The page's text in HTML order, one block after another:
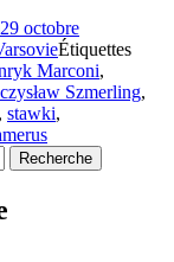
29 octobre
Étiquettes
Marconi,
Szmerling,
, stawki,
Recherche